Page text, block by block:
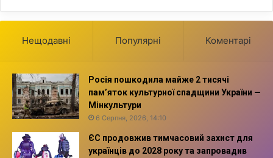
Нещодавні Популярні Коментарі
Росія пошкодила майже 2 тисячі
пам’яток культурної спадщини України —
Мінкультури
6 Серпня, 2026, 14:10
ЄС продовжив тимчасовий захист для
українців до 2028 року та запровадив